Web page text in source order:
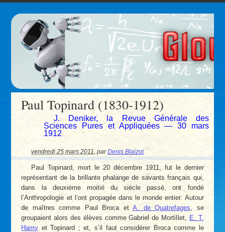
Paul Topinard (1830-1912)
J. Deniker, la Revue Générale des
Sciences Pures et Appliquées — 30 mars
1912
vendredi 25 mars 2011,parDenis Blaizot
Paul Topinard, mort le 20 décembre 1911, fut le dernier
représentant de la brillante phalange de savants français qui,
dans la deuxième moitié du siècle passé, ont fondé
l’Anthropologie et l’ont propagée dans le monde entier. Autour
de maîtres comme Paul Broca etA. de Quatrefages , se
groupaient alors des élèves comme Gabriel de MortiIlet,
E. T.
Hamy et Topinard ; et, s’il faut considérer Broca comme le